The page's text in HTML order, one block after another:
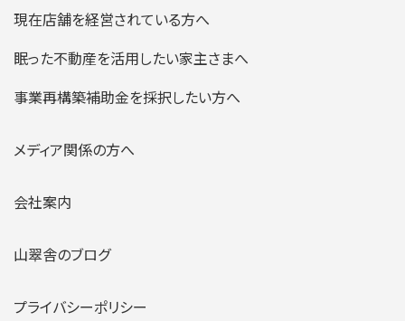
現在店舗を経営されている方へ
眠った不動産を活用したい家主さまへ
事業再構築補助金を採択したい方へ
メディア関係の方へ
会社案内
山翠舎のブログ
プライバシーポリシー